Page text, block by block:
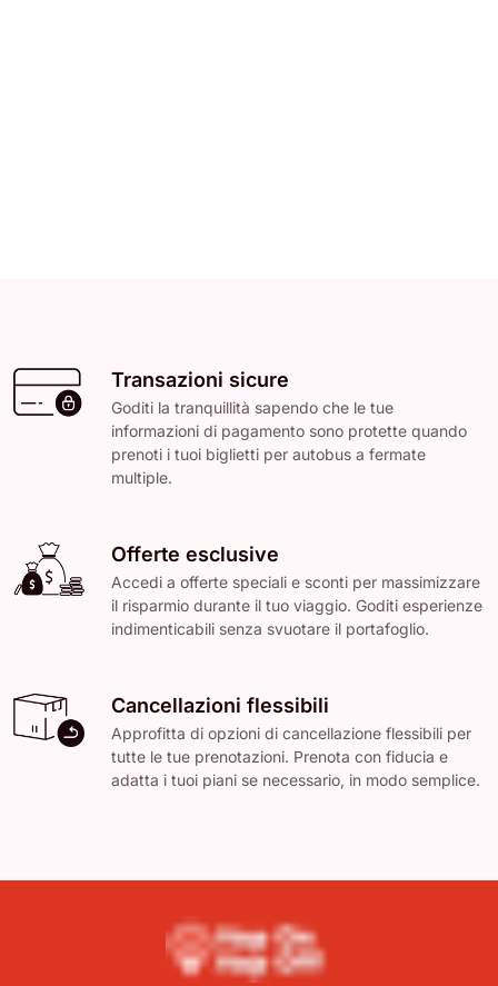
Transazioni sicure
Goditi la tranquillità sapendo che le tue
informazioni di pagamento sono protette quando
prenoti i tuoi biglietti per autobus a fermate
multiple.
Offerte esclusive
Accedi a offerte speciali e sconti per massimizzare
il risparmio durante il tuo viaggio. Goditi esperienze
indimenticabili senza svuotare il portafoglio.
Cancellazioni flessibili
Approfitta di opzioni di cancellazione flessibili per
tutte le tue prenotazioni. Prenota con fiducia e
adatta i tuoi piani se necessario, in modo semplice.